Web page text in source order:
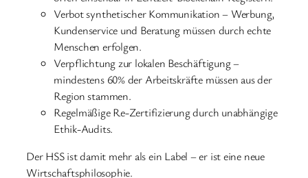
Verbot synthetischer Kommunikation – Werbung,
Kundenservice und Beratung müssen durch echte
Menschen erfolgen.
Verpflichtung zur lokalen Beschäftigung –
mindestens 60% der Arbeitskräfte müssen aus der
Region stammen.
Regelmäßige Re-Zertifizierung durch unabhängige
Ethik-Audits.
Der HSS ist damit mehr als ein Label – er ist eine neue
Wirtschaftsphilosophie.